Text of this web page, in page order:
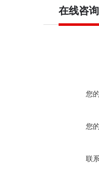
在线咨询
您
您
联